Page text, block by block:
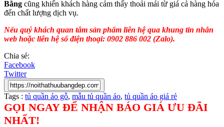
Bằng cũng khiến khách hàng cảm thấy thoải mái từ giá cả hàng hóa
đến chất lượng dịch vụ.
Nếu quý khách quan tâm sản phẩm liên hệ qua khung tin nhắn
web hoặc liên hệ số điện thoại: 0902 886 002 (Zalo).
Chia sẻ:
Facebook
Twitter
Tags : tủ quần áo gỗ, mẫu tủ quần áo, tủ quần áo giá rẻ
GỌI NGAY ĐỂ NHẬN BÁO GIÁ ƯU ĐÃI
NHẤT!